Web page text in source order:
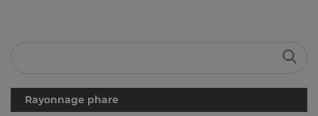
Rayonnage phare